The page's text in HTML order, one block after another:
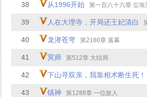
38 从1996开始 第一百八十六章 尘埃
39 人在大理寺，开局还王妃清白 第
40 龙潜苍穹 第2180章 落幕
41 冥师 第512章 大结局
42 下山寻双亲，我靠相术断生死！
43 镇神 第1288章 一位故人